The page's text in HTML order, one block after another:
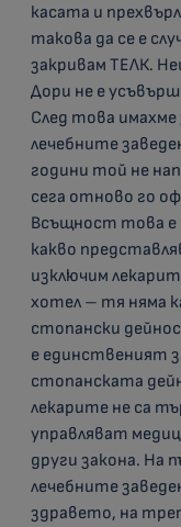
касата и
такова да се е
закривам ТЕЛК.
Дори не е
След това имахме
лечебните
години той не
сега отново го
Всъщност това е
какво
изключим
хотел – тя няма
стопански
е единственият
стопанската
лекарите не са
управляват
други закона. На
лечебните
здравето, на